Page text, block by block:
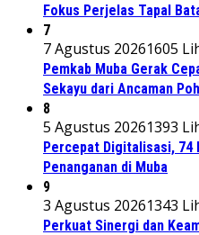
Fokus Perjelas Tapal
7
7 Agustus 20261605
Pemkab Muba Gerak
Sekayu dari Ancaman
8
5 Agustus 20261393
Percepat Digitalisasi, 74
Penanganan di Muba
9
3 Agustus 20261343
Perkuat Sinergi dan